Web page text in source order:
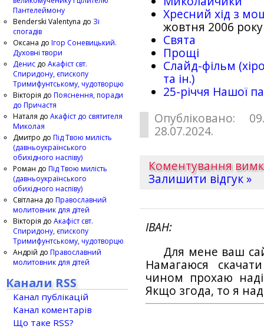
Хресний хід з
жовтня 2006 року
Свята
Прощі
Слайд-фільм
та ін.)
25-рiччя Нашої
Опубліковано:
28.07.2024.
Коментування
Залишити відгук »
ІВАН
Для мене ваш
Намагаюся
чином прохаю
Якщо згода, то я
Пантелеймону
Benderski Valentyna до Зі
спогадів
Оксана до Ігор Соневицький.
Духовні твори
Денис до Акафіст свт.
Спиридону, єпископу
Тримифунтському, чудотворцю
Вікторія до Пояснення, поради
до Причастя
Наталя до Акафіст до святителя
Миколая
Дмитро до Під Твою милість
(давньоукраїнського
обихідного наспіву)
Роман до Під Твою милість
(давньоукраїнського
обихідного наспіву)
Світлана до Православний
молитовник для дітей
Вікторія до Акафіст свт.
Спиридону, єпископу
Тримифунтському, чудотворцю
Андрій до Православний
молитовник для дітей
Канали RSS
Канал публікацій
Канал коментарів
Що таке RSS?